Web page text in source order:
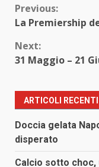
Continue
Previous:
La Premiership
Next:
31 Maggio – 21
ARTICOLI RECENTI
Doccia gelata
disperato
Calcio sotto choc,